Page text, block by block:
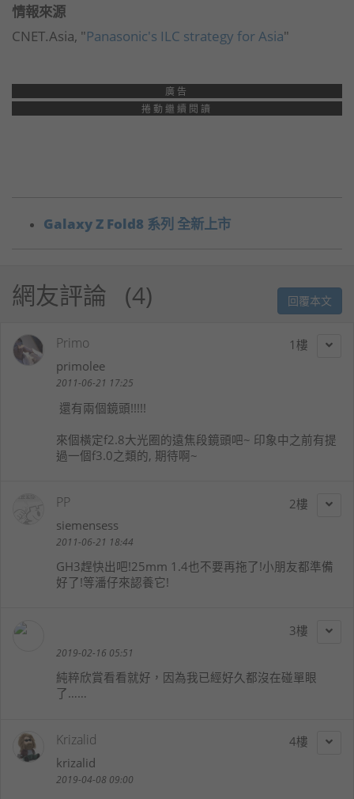
情報來源
CNET.Asia, "Panasonic's ILC strategy for Asia"
廣告
捲動繼續閱讀
Galaxy Z Fold8 系列 全新上市
網友評論 4 回覆本文
1
Primo
primolee
2011-06-21 17:25
還有兩個鏡頭!!!!!
來個橫定f2.8大光圈的遠焦段鏡頭吧~ 印象中之前有提
過一個f3.0之類的, 期待啊~
2
PP
siemensess
2011-06-21 18:44
GH3趕快出吧!25mm 1.4也不要再拖了!小朋友都準備
好了!等潘仔來認養它!
3
2019-02-16 05:51
純粹欣賞看看就好，因為我已經好久都沒在碰單眼
了……
4
Krizalid
krizalid
2019-04-08 09:00